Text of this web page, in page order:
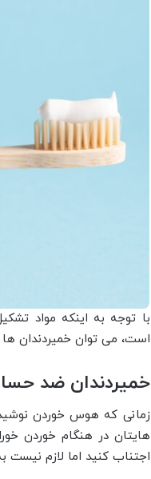
با توجه به اینکه مواد
است، می توان خمیردندان ها
خمیردندان ضد
زمانی که هوس خوردن
هایتان در هنگام خوردن
اجتناب کنید اما لازم